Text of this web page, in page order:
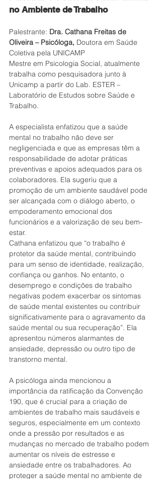
no Ambiente de Trabalho
Palestrante: Dra. Cathana Freitas de
Oliveira – Psicóloga, Doutora em Saúde
Coletiva pela UNICAMP
Mestre em Psicologia Social, atualmente
trabalha como pesquisadora junto à
Unicamp a partir do Lab. ESTER –
Laboratório de Estudos sobre Saúde e
Trabalho.
A especialista enfatizou que a saúde
mental no trabalho não deve ser
negligenciada e que as empresas têm a
responsabilidade de adotar práticas
preventivas e apoios adequados para os
colaboradores. Ela sugeriu que a
promoção de um ambiente saudável pode
ser alcançada com o diálogo aberto, o
empoderamento emocional dos
funcionários e a valorização de seu bem-
estar.
Cathana enfatizou que “o trabalho é
protetor da saúde mental, contribuindo
para um senso de identidade, realização,
confiança ou ganhos. No entanto, o
desemprego e condições de trabalho
negativas podem exacerbar os sintomas
de saúde mental existentes ou contribuir
significativamente para o agravamento da
saúde mental ou sua recuperação”. Ela
apresentou números alarmantes de
ansiedade, depressão ou outro tipo de
transtorno mental.
A psicóloga ainda mencionou a
importância da ratificação da Convenção
190, que é crucial para a criação de
ambientes de trabalho mais saudáveis e
seguros, especialmente em um contexto
onde a pressão por resultados e as
mudanças no mercado de trabalho podem
aumentar os níveis de estresse e
ansiedade entre os trabalhadores. Ao
proteger a saúde mental no ambiente de